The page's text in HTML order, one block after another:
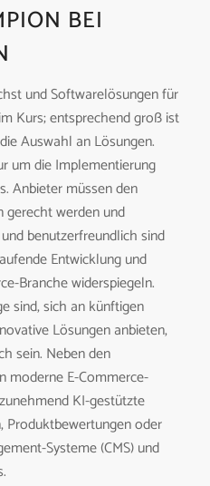
BEI
und Softwarelösungen für
Kurs; entsprechend groß ist
Auswahl an Lösungen.
um die Implementierung
Anbieter müssen den
werden und
benutzerfreundlich sind
Entwicklung und
Branche widerspiegeln.
sind, sich an künftigen
Lösungen anbieten,
sein. Neben den
moderne E-Commerce-
KI-gestützte
Produktbewertungen oder
Systeme (CMS) und